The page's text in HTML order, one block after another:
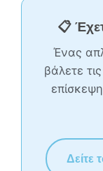
📋
Ένας
βάλετε
Δείτε